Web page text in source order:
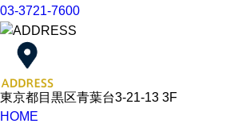
03-3721-7600
東京都目黒区青葉台3-21-13 3F
HOME